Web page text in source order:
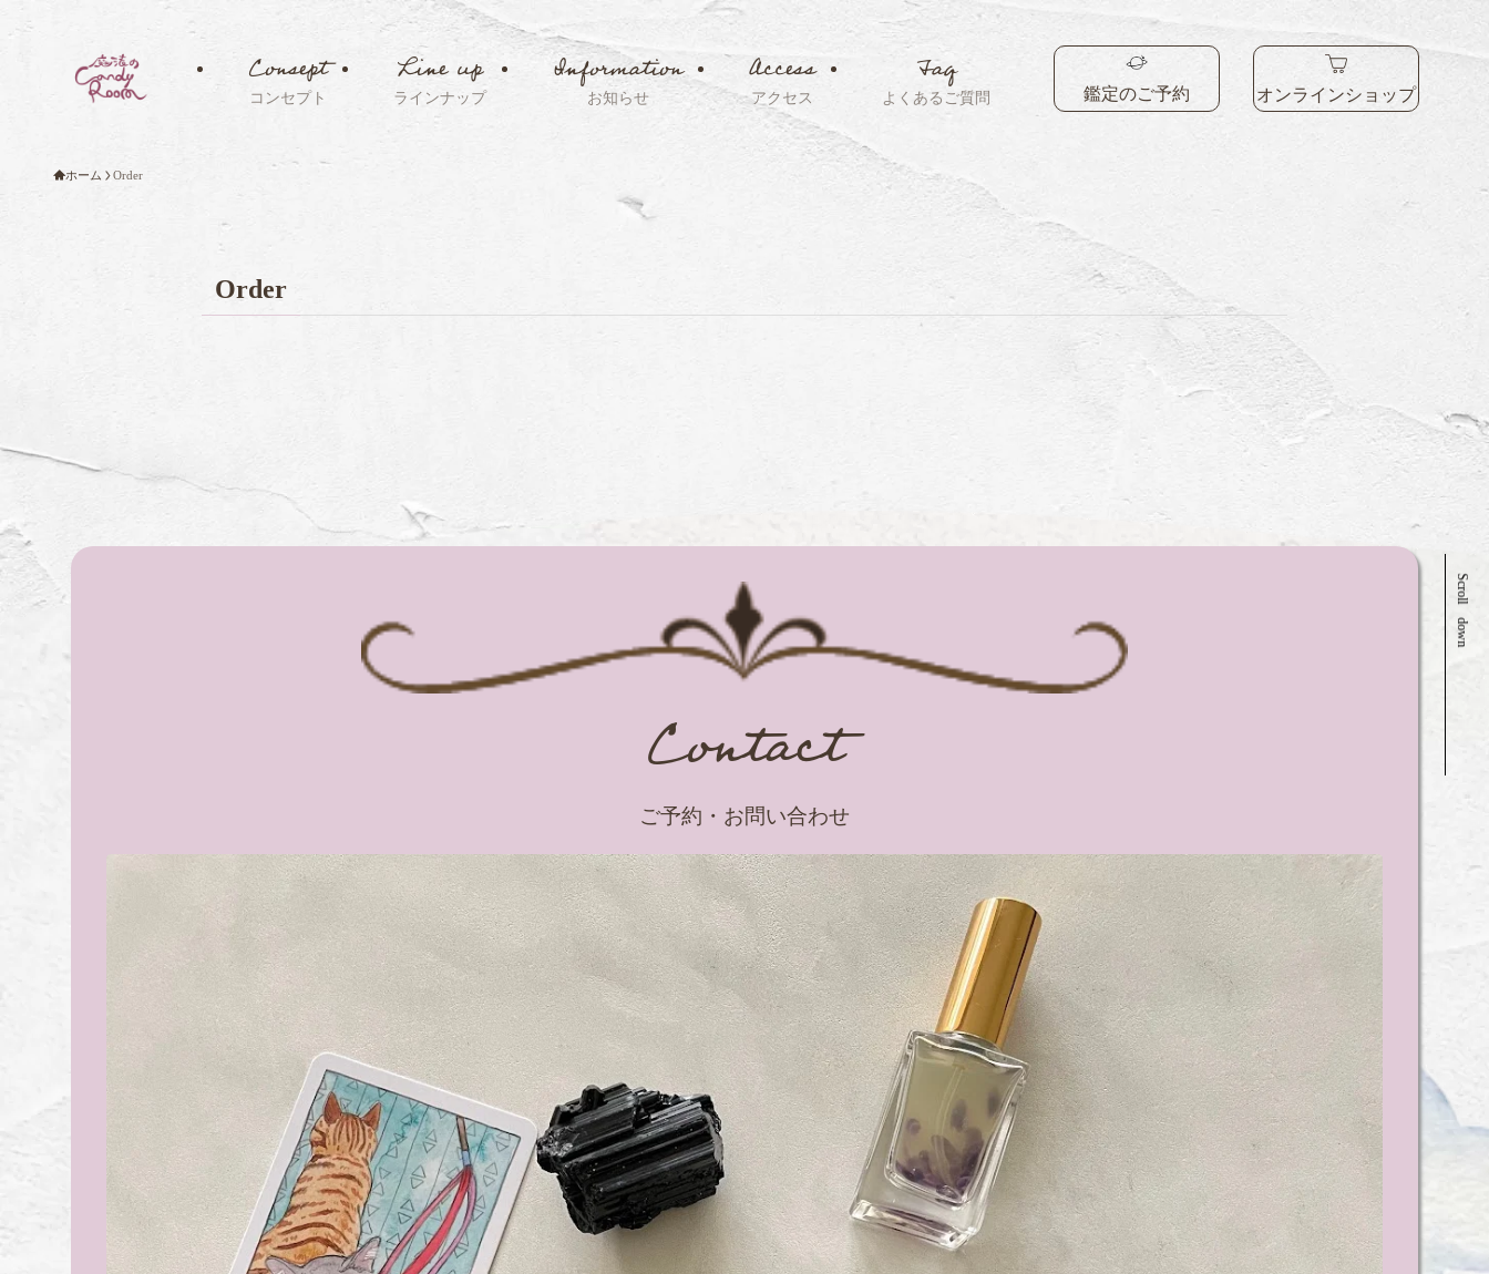
Consept
コンセプト
Line up
ラインナップ
Information
お知らせ
Access
アクセス
Faq
よくあるご質問 鑑定のご予約 オンラインショップ
ホーム Order
Order
Scroll down
Contact
ご予約・お問い合わせ